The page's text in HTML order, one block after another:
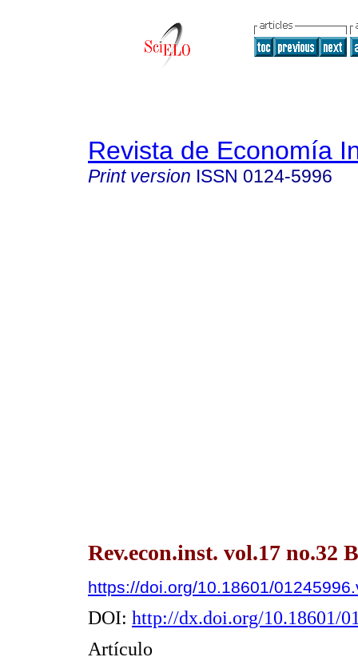
Revista de Economía
Print version ISSN 0124-5996
Rev.econ.inst. vol.17 no.32
https://doi.org/10.18601/
DOI: http://dx.doi.org/10.18601/
Artículo